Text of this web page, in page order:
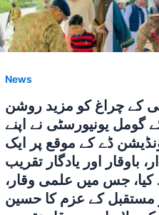
News
کے چراغ کو مزید روشن
گومل یونیورسٹی نے اپنے
ڈے کے موقع پر ایک
باوقار اور یادگار تقریب
کیا، جس میں علمی وقار،
مستقبل کے عزم کا حسین